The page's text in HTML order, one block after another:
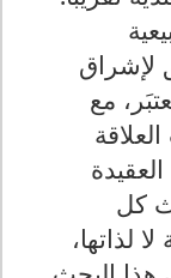
لإشراق
مع
كل
لذاتها،